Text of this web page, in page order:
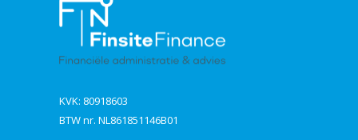
KVK: 80918603
BTW nr. NL861851146B01